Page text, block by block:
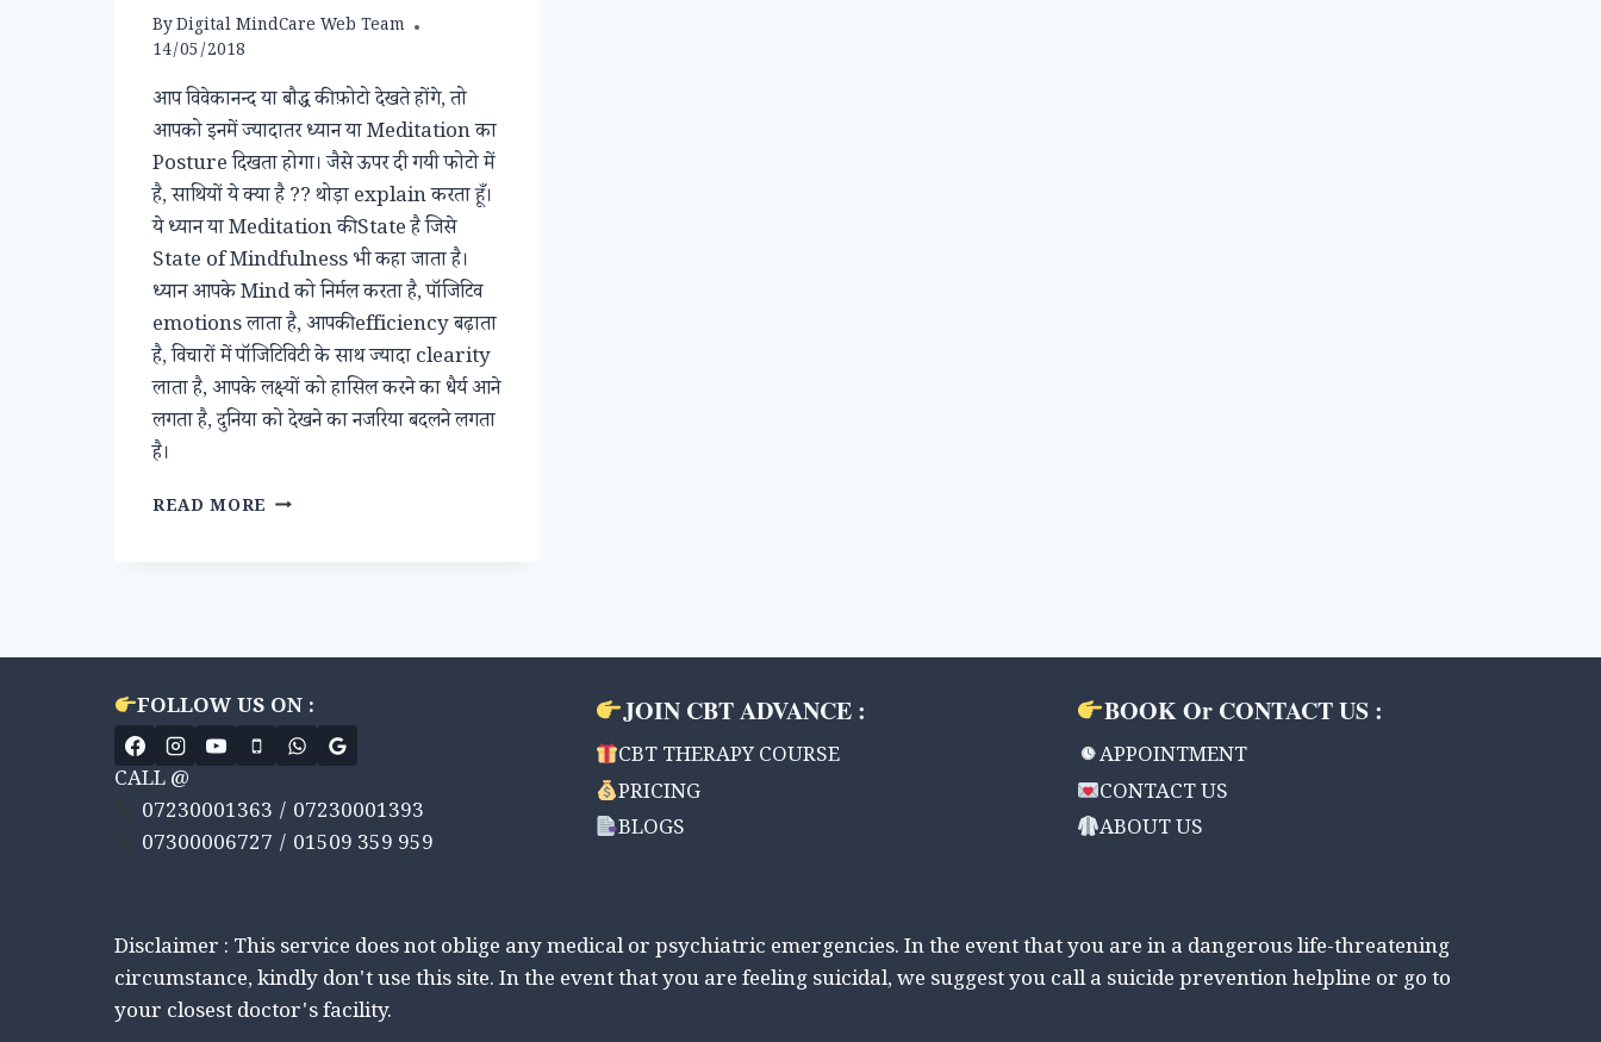
ByDigital MindCare Web Team
14/05/2018
आप विवेकानन्द या बौद्ध की फ़ोटो देखते होंगे, तो
आपको इनमें ज्यादातर ध्यान या Meditation का
Posture दिखता होगा। जैसे ऊपर दी गयी फोटो में
है, साथियों ये क्या है ?? थोड़ा explain करता हूँ।
ये ध्यान या Meditation की State है जिसे
State of Mindfulness भी कहा जाता है।
ध्यान आपके Mind को निर्मल करता है, पॉजिटिव
emotions लाता है, आपकी efficiency बढ़ाता
है, विचारों में पॉजिटिविटी के साथ ज्यादा clearity
लाता है, आपके लक्ष्यों को हासिल करने का धैर्य आने
लगता है, दुनिया को देखने का नजरिया बदलने लगता
है।
READ MORE ध्यान
या
विवेकानन्द
की
तरह।।
BASIC
MEDITATION.
FOLLOW US ON :
CALL @
07230001363 / 07230001393
07300006727 / 01509 359 959
JOIN CBT ADVANCE :
CBT THERAPY COURSE
PRICING
BLOGS
BOOK Or CONTACT US :
APPOINTMENT
CONTACT US
ABOUT US
Disclaimer : This service does not oblige any medical or psychiatric emergencies. In the event that you are in a dangerous life-threatening
circumstance, kindly don't use this site. In the event that you are feeling suicidal, we suggest you call a suicide prevention helpline or go to
your closest doctor's facility.